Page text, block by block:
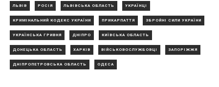
ЛЬВІВ РОСІЯ ЛЬВІВСЬКА ОБЛАСТЬ УКРАЇНЦІ
КРИМІНАЛЬНИЙ КОДЕКС УКРАЇНИ ПРИКАРПАТТЯ ЗБРОЙНІ СИЛИ УКРАЇНИ
УКРАЇНСЬКА ГРИВНЯ ДНІПРО КИЇВСЬКА ОБЛАСТЬ
ДОНЕЦЬКА ОБЛАСТЬ ХАРКІВ ВІЙСЬКОВОСЛУЖБОВЦІ ЗАПОРІЖЖЯ
ДНІПРОПЕТРОВСЬКА ОБЛАСТЬ ОДЕСА